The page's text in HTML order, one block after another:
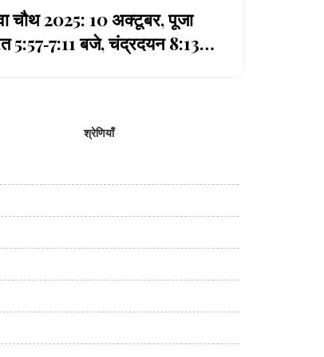
चौथ 2025: 10 अक्टूबर, पूजा
5:57‑7:11 बजे, चंद्रदयन 8:13
श्रेणियाँ